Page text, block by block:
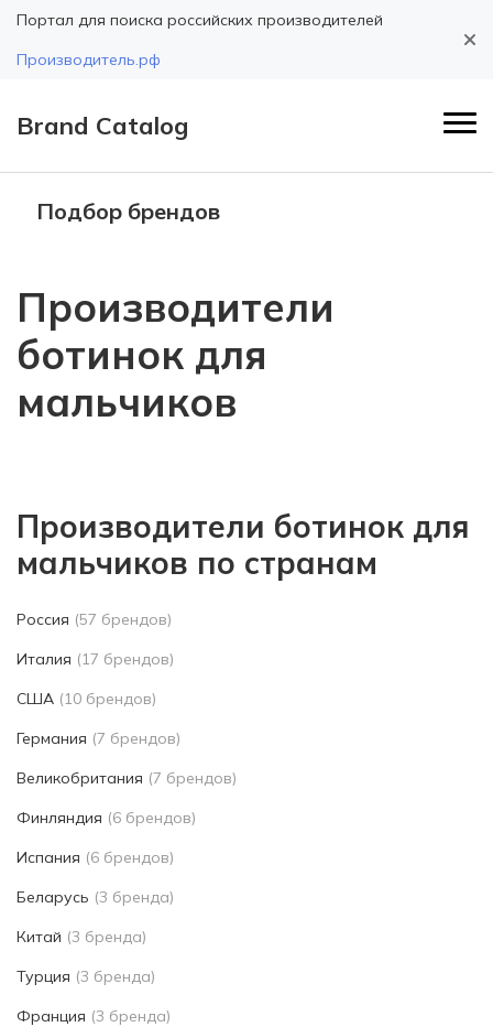
Портал для поиска российских производителей
Производитель.рф
Brand Catalog
Подбор брендов
Производители
ботинок для
мальчиков
Производители ботинок для
мальчиков по странам
Россия (57 брендов)
Италия (17 брендов)
США (10 брендов)
Германия (7 брендов)
Великобритания (7 брендов)
Финляндия (6 брендов)
Испания (6 брендов)
Беларусь (3 бренда)
Китай (3 бренда)
Турция (3 бренда)
Франция (3 бренда)